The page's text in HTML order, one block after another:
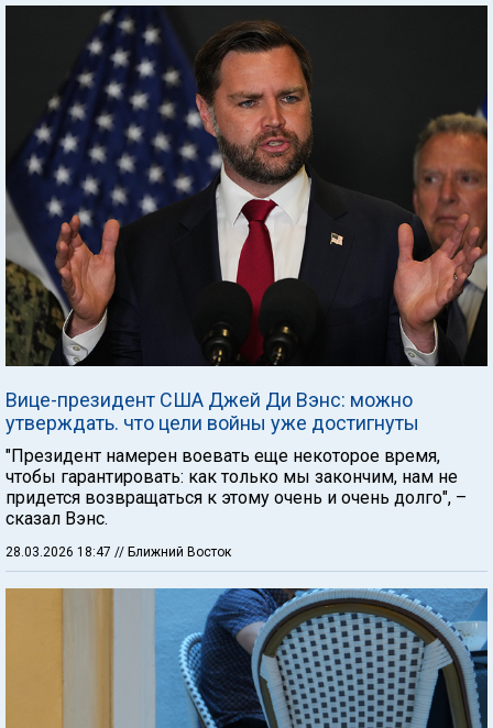
Вице-президент США Джей Ди Вэнс: можно
утверждать. что цели войны уже достигнуты
"Президент намерен воевать еще некоторое время,
чтобы гарантировать: как только мы закончим, нам не
придется возвращаться к этому очень и очень долго", –
сказал Вэнс.
28.03.2026 18:47 // Ближний Восток